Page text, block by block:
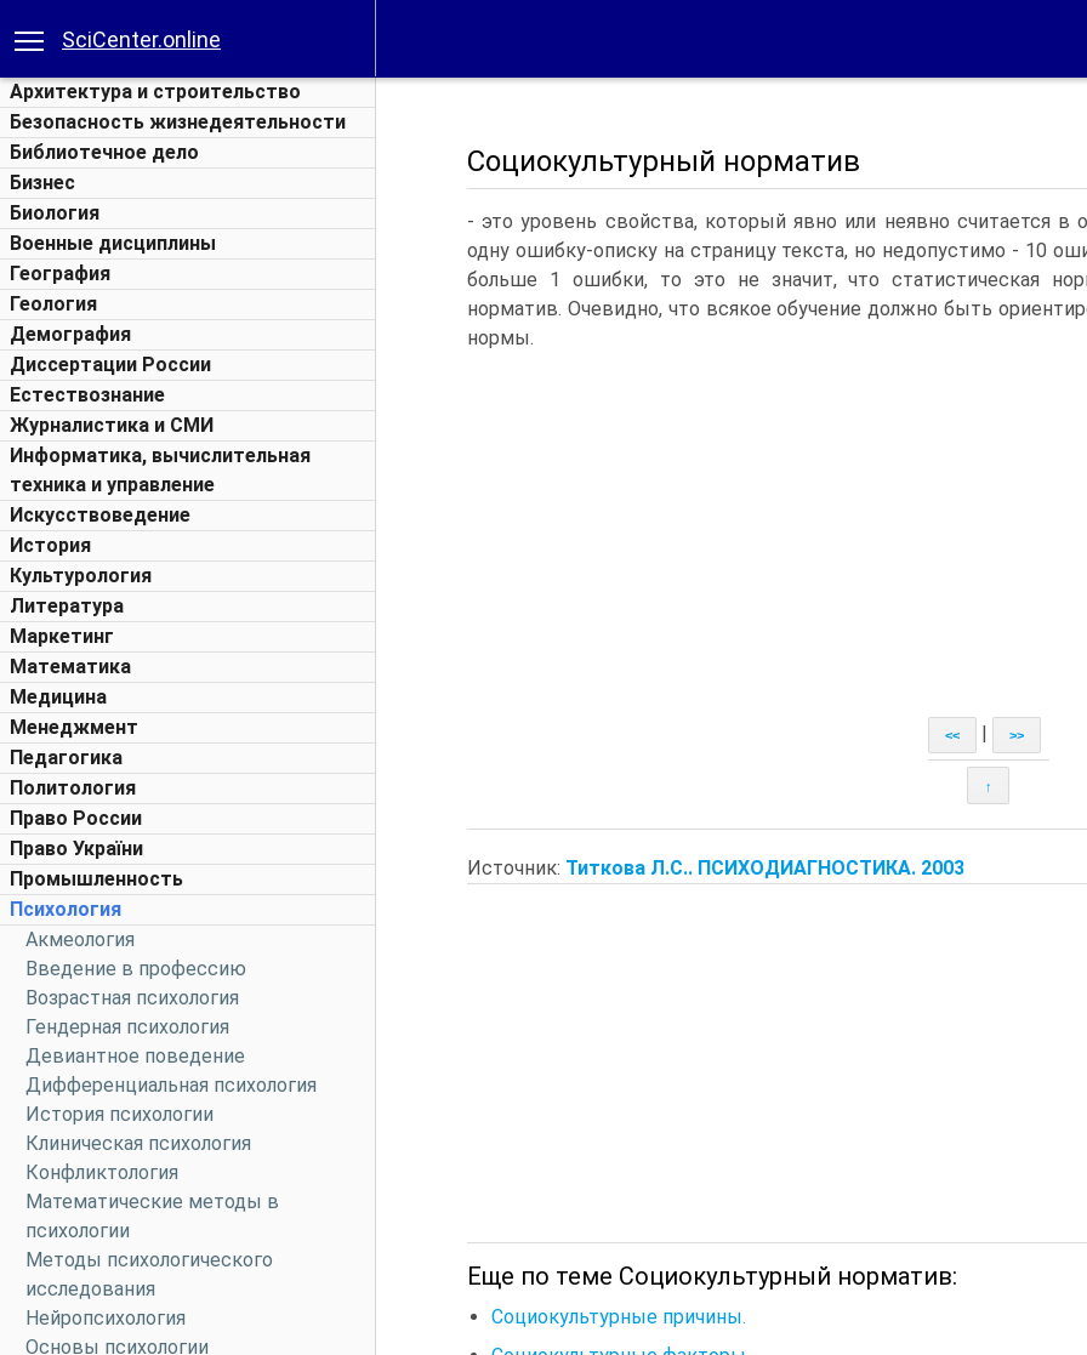
SciCenter.online
Архитектура и строительство
Безопасность жизнедеятельности
Библиотечное дело
Бизнес
Биология
Военные дисциплины
География
Геология
Демография
Диссертации России
Естествознание
Журналистика и СМИ
Информатика, вычислительная
техника и управление
Искусствоведение
История
Культурология
Литература
Маркетинг
Математика
Медицина
Менеджмент
Педагогика
Политология
Право России
Право України
Промышленность
Психология
Акмеология
Введение в профессию
Возрастная психология
Гендерная психология
Девиантное поведение
Дифференциальная психология
История психологии
Клиническая психология
Конфликтология
Математические методы в
психологии
Методы психологического
исследования
Нейропсихология
Основы психологии
Социокультурный норматив
- это уровень свойства, который явно или неявно считается
одну ошибку-описку на страницу текста, но недопустимо - 10
больше 1 ошибки, то это не значит, что статистическая
норматив. Очевидно, что всякое обучение должно быть
нормы.
<< >>
↑
Источник: Титкова Л.С.. ПСИХОДИАГНОСТИКА. 2003
Еще по теме Социокультурный норматив:
Социокультурные причины.